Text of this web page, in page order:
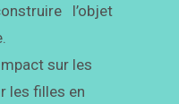
l’objet
sur les
les filles en